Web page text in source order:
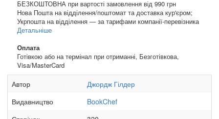
БЕЗКОШТОВНА при вартості замовлення від 990 грн
Нова Пошта на відділення/поштомат та доставка кур'єром;
Укрпошта на відділення — за тарифами компанії-перевізника
Детальніше
Оплата
Готівкою або на термінал при отриманні, Безготівкова,
Visa/MasterCard
Автор
Джордж Гілдер
Видавництво
BookChef